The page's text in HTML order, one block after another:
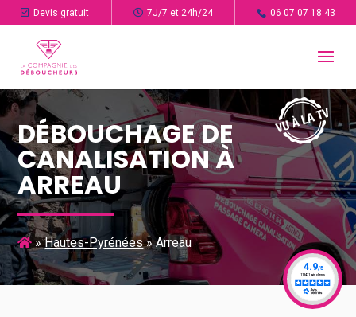
Devis gratuit 7J/7 et 24h/24 06 07 07 18 43
DÉBOUCHAGE DE
CANALISATION À
ARREAU
»Hautes-Pyrénées»Arreau